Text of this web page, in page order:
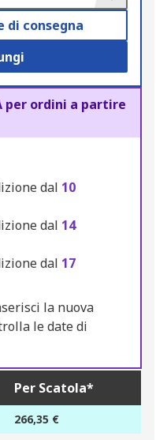
di consegna
per ordini a partire
dal 10
dal 14
dal 17
la nuova
le date di
Per Scatola*
266,35 €